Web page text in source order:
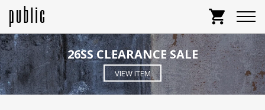
shopping_cart
26SS CLEARANCE SALE
VIEW ITEM